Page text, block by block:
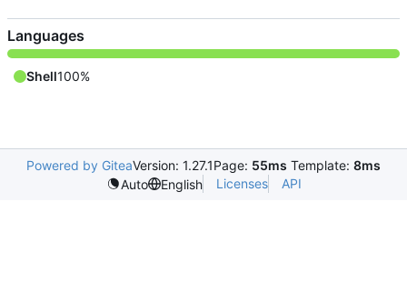
Languages
Shell100%
Powered by GiteaVersion: 1.27.1Page: 55ms Template: 8ms
Auto
English Licenses API